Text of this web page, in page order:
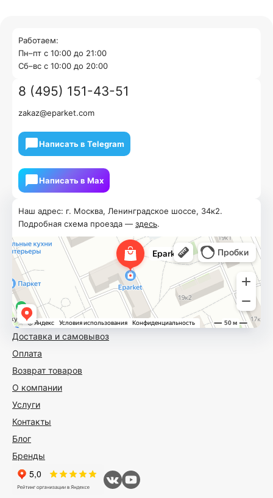
Доставка и самовывоз
Оплата
Возврат товаров
О компании
Услуги
Контакты
Блог
Бренды
Наш адрес: г. Москва, Ленинградское шоссе, 34к2.
Подробная схема проезда — здесь.
Работаем:
Пн–пт с 10:00 до 21:00
Cб–вс с 10:00 до 20:00
8 (495) 151-43-51
zakaz@eparket.com
Написать в Telegram
Написать в Мах